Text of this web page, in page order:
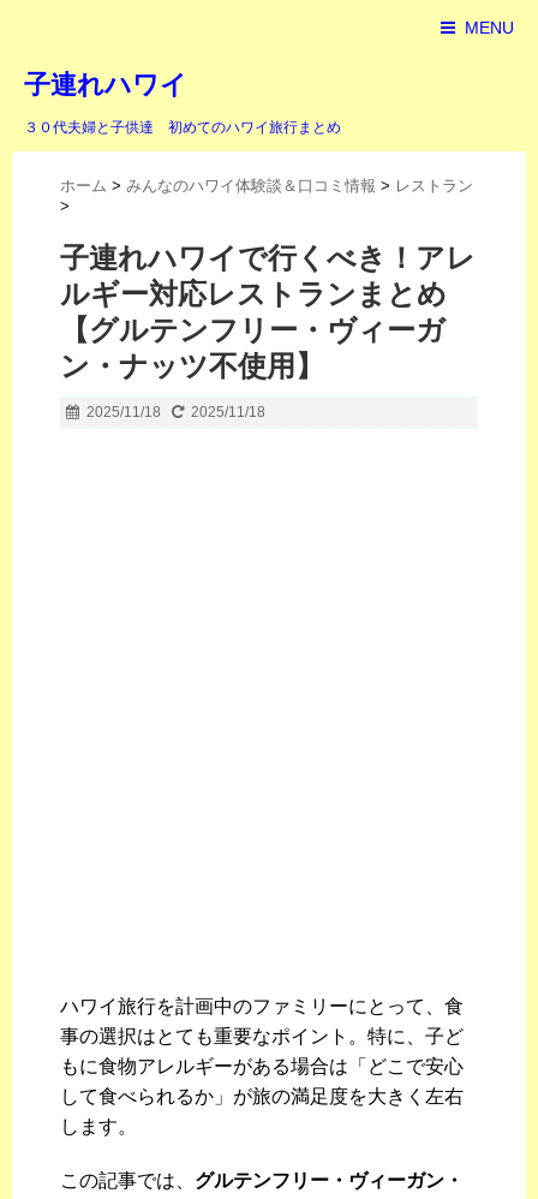
MENU
子連れハワイ
３０代夫婦と子供達 初めてのハワイ旅行まとめ
ホーム > みんなのハワイ体験談＆口コミ情報 > レストラン
>
子連れハワイで行くべき！アレ
ルギー対応レストランまとめ
【グルテンフリー・ヴィーガ
ン・ナッツ不使用】
2025/11/18 2025/11/18
ハワイ旅行を計画中のファミリーにとって、食
事の選択はとても重要なポイント。特に、子ど
もに食物アレルギーがある場合は「どこで安心
して食べられるか」が旅の満足度を大きく左右
します。
この記事では、 グルテンフリー・ヴィーガン・